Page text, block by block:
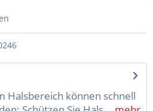
Halsbereich können schnell